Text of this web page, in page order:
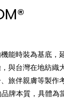
能時裝為基底，
與台灣在地紡織
旅伴親膚等製作
牌本質，具體為